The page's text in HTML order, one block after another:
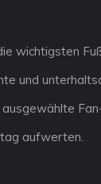
wichtigsten
und
aufwerten.